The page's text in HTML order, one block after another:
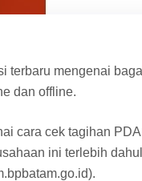
terbaru mengenai
dan offline.
cara cek tagihan
ini terlebih